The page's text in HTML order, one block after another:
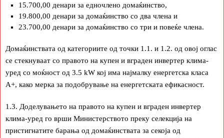
15.700,00 денари за едночлено домаќинство,
19.800,00 денари за домаќинство со два члена и
23.700,00 денари за домаќинство со три и повеќе члена.
Домаќинствата од категориите од точки 1.1. и 1.2. од овој оглас
се стекнуваат со правото на купен и вграден инвертер клима-
уред со моќност од 3.5 kW кој има најмалку енергетска класа
А+, како мерка за подобрување на енергетската ефикасност.
1.3. Доделувањето на правото на купен и вграден инвертер
клима-уред го врши Министерството преку селекција на
пристигнатите барања од домаќинствата за секоја од